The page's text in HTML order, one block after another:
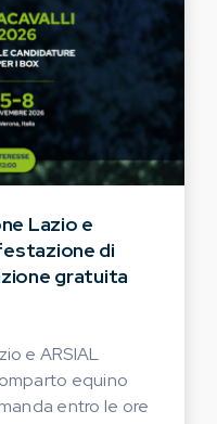
Lazio e
di
gratuita
e ARSIAL
equino
entro le ore